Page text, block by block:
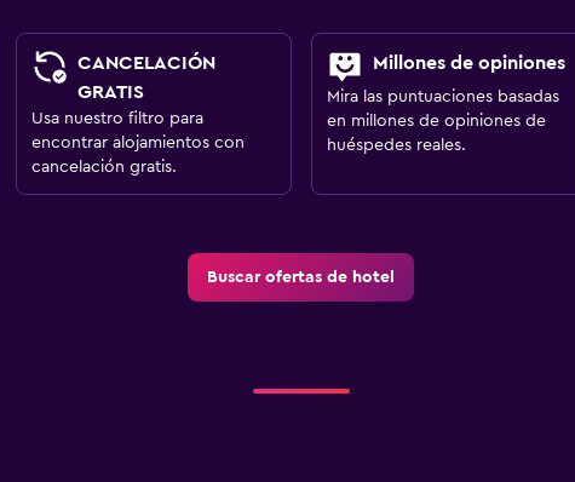
CANCELACIÓN
GRATIS
Usa nuestro filtro para
encontrar alojamientos con
cancelación gratis.
Millones de opiniones
Mira las puntuaciones basadas
en millones de opiniones de
huéspedes reales.
Buscar ofertas de hotel